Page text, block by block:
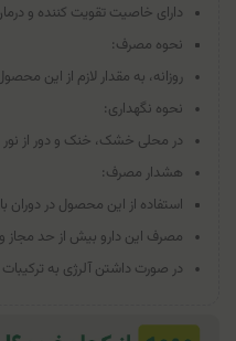
دارای خاصیت تقویت کننده و
نحوه مصرف:
روزانه، به مقدار لازم از این
نحوه نگهداری:
در محلی خشک، خنک و دور از
هشدار مصرف:
استفاده از این محصول در
مصرف این دارو بیش از حد
در صورت داشتن آلرژی به